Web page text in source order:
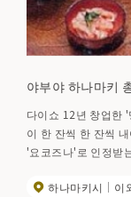
야부야 하나마키
다이쇼 12년 창업한 '명물 완
이 한 잔씩 한 잔씩
'요코즈나'로 인정받
이다'를 즐겨 주문했
하나마키시 이